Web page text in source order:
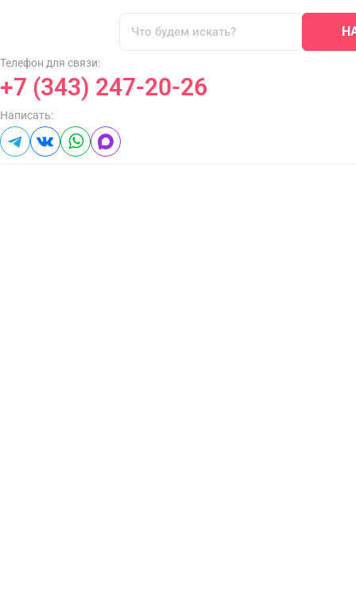
Телефон для связи:
+7 (343) 247-20-26
Написать: